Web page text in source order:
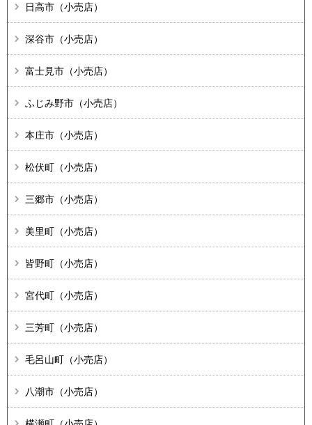
日高市（小売店）
深谷市（小売店）
富士見市（小売店）
ふじみ野市（小売店）
本庄市（小売店）
松伏町（小売店）
三郷市（小売店）
美里町（小売店）
皆野町（小売店）
宮代町（小売店）
三芳町（小売店）
毛呂山町（小売店）
八潮市（小売店）